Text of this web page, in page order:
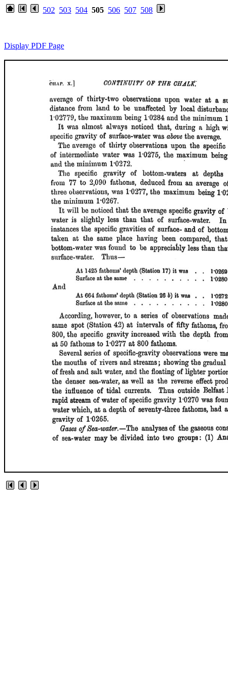
502 503 504 505 506 507 508
Display PDF Page